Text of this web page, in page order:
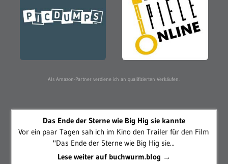
Als Amazon-Partner verdiene ich an qualifizierten Verkäufen.
Das Ende der Sterne wie Big Hig sie kannte
Vor ein paar Tagen sah ich im Kino den Trailer für den Film
"Das Ende der Sterne wie Big Hig sie...
Lese weiter auf buchwurm.blog →